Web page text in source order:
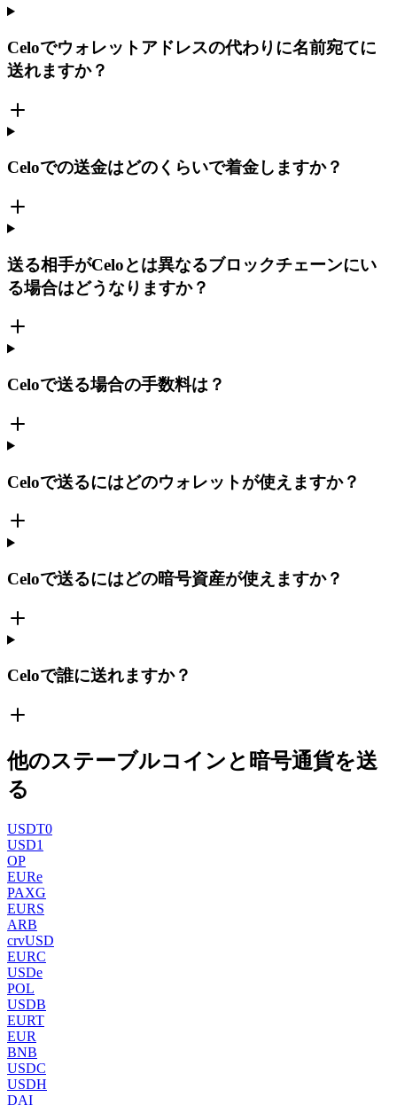
Celoでウォレットアドレスの代わりに名前宛てに
送れますか？
Celoでの送金はどのくらいで着金しますか？
送る相手がCeloとは異なるブロックチェーンにい
る場合はどうなりますか？
Celoで送る場合の手数料は？
Celoで送るにはどのウォレットが使えますか？
Celoで送るにはどの暗号資産が使えますか？
Celoで誰に送れますか？
他のステーブルコインと暗号通貨を送
る
USDT0
USD1
OP
EURe
PAXG
EURS
ARB
crvUSD
EURC
USDe
POL
USDB
EURT
EUR
BNB
USDC
USDH
DAI